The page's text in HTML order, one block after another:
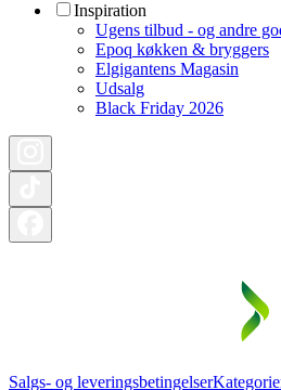
Inspiration
Ugens tilbud - og andre
Epoq køkken & bryggers
Elgigantens Magasin
Udsalg
Black Friday 2026
Salgs- og leveringsbetingelser